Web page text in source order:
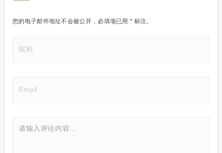
您的电子邮件地址不会被公开， 必填项已用* 标注。